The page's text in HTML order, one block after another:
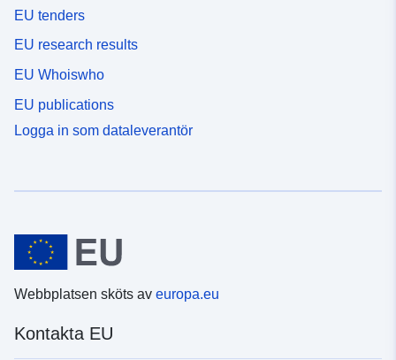
EU tenders
EU research results
EU Whoiswho
EU publications
Logga in som dataleverantör
Webbplatsen sköts av europa.eu
Kontakta EU